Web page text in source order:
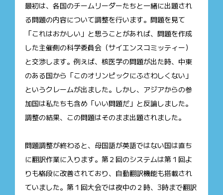
最初は、各国のチームリーダーたちと一緒に出題され
る問題の内容について調整を行います。問題を見て
「これはおかしい」と思うことがあれば、問題を作成
した主催側の科学委員会（サイエンスコミッティー）
と交渉します。例えば、核医学の問題が出た時、中東
のある国から「このオリンピックにふさわしくない」
というクレームが出ました。しかし、アジアからの参
加国は私たちも含め「いい問題だ」と反論しました。
調整の結果、この問題はそのまま出題されました。
問題調整が終わると、母国語が英語ではない国は直ち
に翻訳作業に入ります。第２回のシステムは第１回よ
りも格段に改善されており、自動翻訳機能も搭載され
ていました。第１回大会では夜中の２時、3時まで翻訳